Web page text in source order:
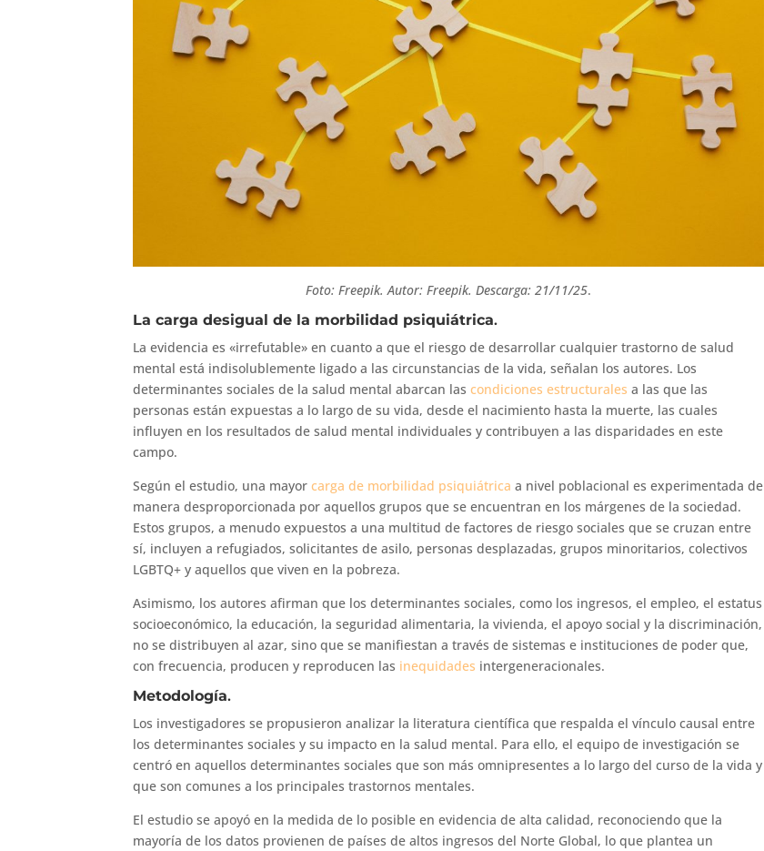
Foto: Freepik. Autor: Freepik. Descarga: 21/11/25.
La carga desigual de la morbilidad psiquiátrica.
La evidencia es «irrefutable» en cuanto a que el riesgo de desarrollar cualquier trastorno de salud
mental está indisolublemente ligado a las circunstancias de la vida, señalan los autores. Los
determinantes sociales de la salud mental abarcan lascondiciones estructurales a las que las
personas están expuestas a lo largo de su vida, desde el nacimiento hasta la muerte, las cuales
influyen en los resultados de salud mental individuales y contribuyen a las disparidades en este
campo.
Según el estudio, una mayorcarga de morbilidad psiquiátrica a nivel poblacional es experimentada de
manera desproporcionada por aquellos grupos que se encuentran en los márgenes de la sociedad.
Estos grupos, a menudo expuestos a una multitud de factores de riesgo sociales que se cruzan entre
sí, incluyen a refugiados, solicitantes de asilo, personas desplazadas, grupos minoritarios, colectivos
LGBTQ+ y aquellos que viven en la pobreza.
Asimismo, los autores afirman que los determinantes sociales, como los ingresos, el empleo, el estatus
socioeconómico, la educación, la seguridad alimentaria, la vivienda, el apoyo social y la discriminación,
no se distribuyen al azar, sino que se manifiestan a través de sistemas e instituciones de poder que,
con frecuencia, producen y reproducen las inequidades intergeneracionales.
Metodología.
Los investigadores se propusieron analizar la literatura científica que respalda el vínculo causal entre
los determinantes sociales y su impacto en la salud mental. Para ello, el equipo de investigación se
centró en aquellos determinantes sociales que son más omnipresentes a lo largo del curso de la vida y
que son comunes a los principales trastornos mentales.
El estudio se apoyó en la medida de lo posible en evidencia de alta calidad, reconociendo que la
mayoría de los datos provienen de países de altos ingresos del Norte Global, lo que plantea un